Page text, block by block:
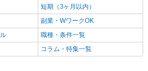
短期（3ヶ月以内）
副業・WワークOK
職種・条件一覧
コラム・特集一覧